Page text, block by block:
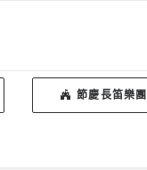
節慶長笛樂團